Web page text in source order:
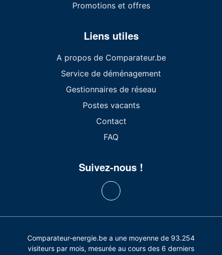
Promotions et offres
Liens utiles
A propos de Comparateur.be
Service de déménagement
Gestionnaires de réseau
Postes vacants
Contact
FAQ
Suivez-nous !
Comparateur-energie.be a une moyenne de 93.254
visiteurs par mois, mesurée au cours des 6 derniers